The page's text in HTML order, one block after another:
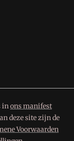
inons manifest
deze site zijn de
Voorwaarden